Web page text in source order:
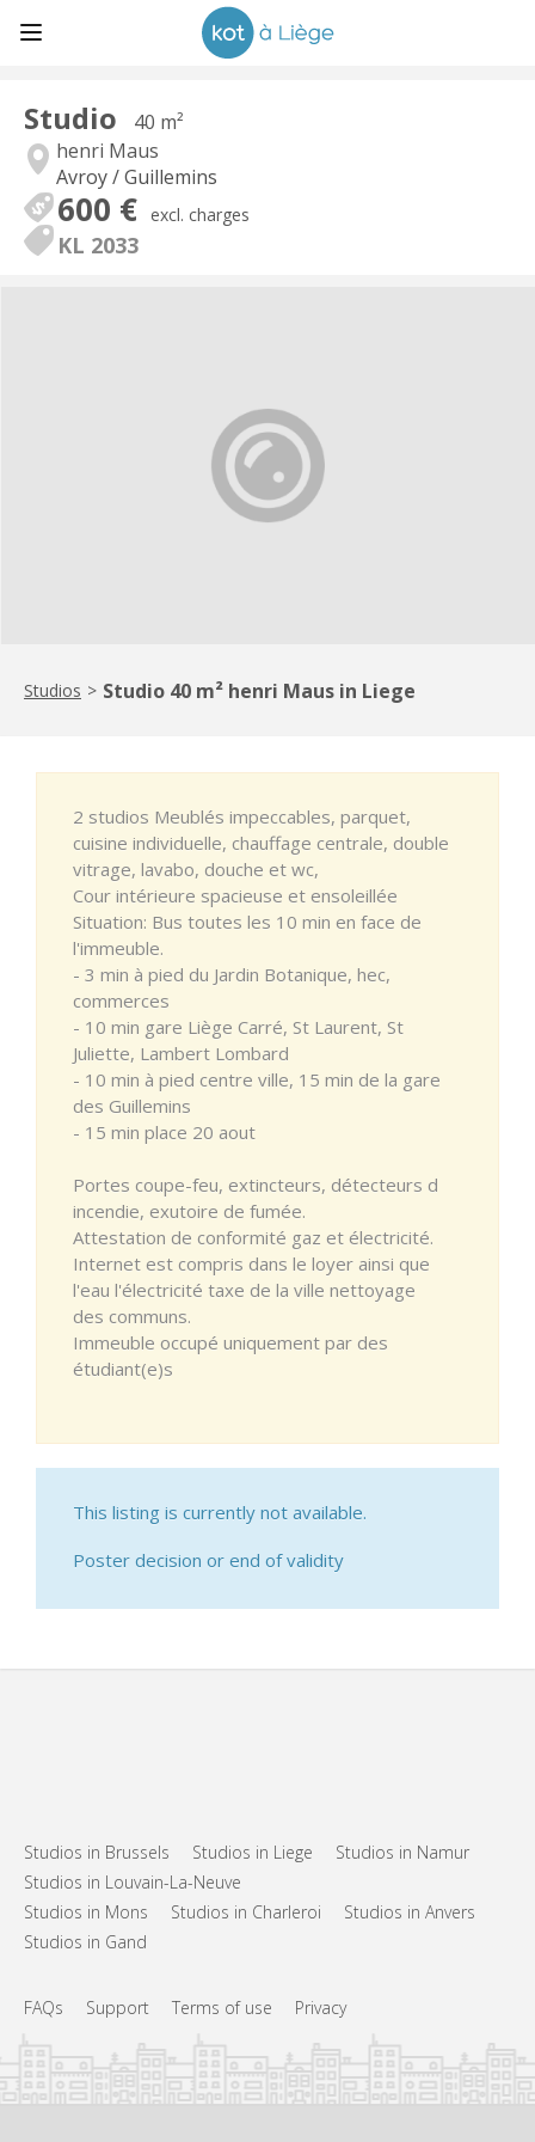
Studio
40 m²
henri Maus
Avroy / Guillemins
600 € excl. charges
KL 2033
Studios > Studio 40 m² henri Maus in Liege
2 studios Meublés impeccables, parquet,
cuisine individuelle, chauffage centrale, double
vitrage, lavabo, douche et wc,
Cour intérieure spacieuse et ensoleillée
Situation: Bus toutes les 10 min en face de
l'immeuble.
- 3 min à pied du Jardin Botanique, hec,
commerces
- 10 min gare Liège Carré, St Laurent, St
Juliette, Lambert Lombard
- 10 min à pied centre ville, 15 min de la gare
des Guillemins
- 15 min place 20 aout
Portes coupe-feu, extincteurs, détecteurs d
incendie, exutoire de fumée.
Attestation de conformité gaz et électricité.
Internet est compris dans le loyer ainsi que
l'eau l'électricité taxe de la ville nettoyage
des communs.
Immeuble occupé uniquement par des
étudiant(e)s
This listing is currently not available.
Poster decision or end of validity
Studios in Brussels Studios in Liege
Studios in Namur
Studios in Louvain-La-Neuve
Studios in Mons
Studios in Charleroi
Studios in Anvers
Studios in Gand
FAQs Support Terms of use Privacy